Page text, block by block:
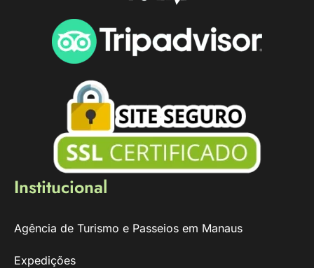
Institucional
Agência de Turismo e Passeios em Manaus
Expedições